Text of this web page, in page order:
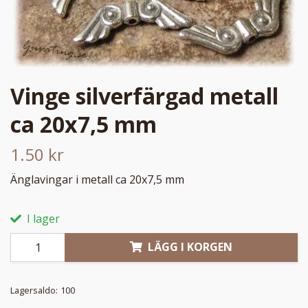
Vinge silverfärgad metall
ca 20x7,5 mm
1.50 kr
Änglavingar i metall ca 20x7,5 mm
I lager
LÄGG I KORGEN
Lagersaldo: 100